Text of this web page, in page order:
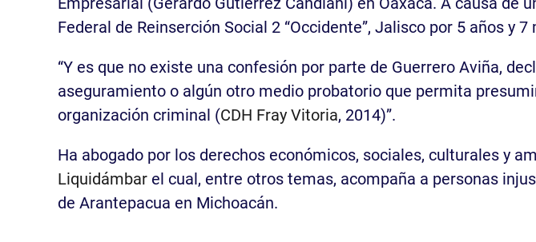
Federal de Reinserción Social 2 “Occidente”, Jalisco por 5 años y 7
“Y es que no existe una confesión por parte de Guerrero Aviña,
aseguramiento o algún otro medio probatorio que permita
organización criminal (CDH Fray Vitoria, 2014)”.
Ha abogado por los derechos económicos, sociales, culturales y
Liquidámbar el cual, entre otros temas, acompaña a personas
de Arantepacua en Michoacán.